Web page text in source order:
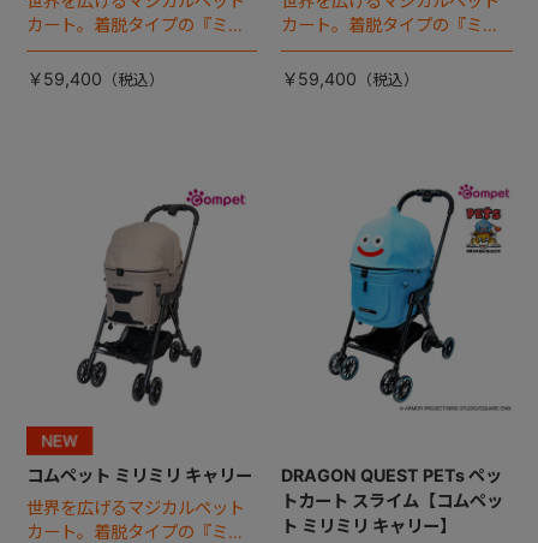
カート。着脱タイプの『ミリ
ミリ キャリー』 からアースカ
ラーが登場！
￥59,400
カート。着脱タイプの『ミリ
ミリ キャリー』 からアースカ
ラーが登場！
￥59,400
コムペット ミリミリ キャリー
世界を広げるマジカルペット
カート。着脱タイプの『ミリ
DRAGON QUEST PETs ペッ
トカート スライム【コムペッ
ト ミリミリ キャリー】